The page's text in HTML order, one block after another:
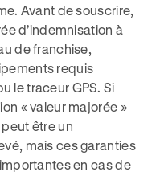
Avant de souscrire,
d’indemnisation à
de franchise,
requis
le traceur GPS. Si
« valeur majorée »
être un
mais ces garanties
en cas de